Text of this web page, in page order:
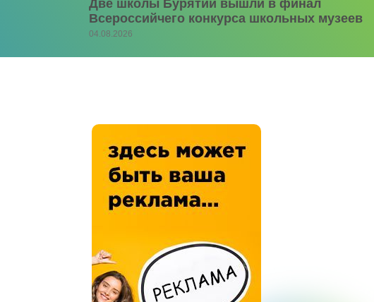
Две школы Бурятии вышли в финал
Всероссийчего конкурса школьных музеев
04.08.2026